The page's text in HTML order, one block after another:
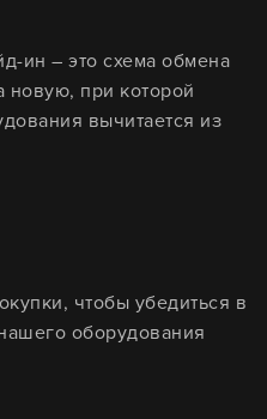
ин – это схема обмена
новую, при которой
вычитается из
чтобы убедиться в
оборудования